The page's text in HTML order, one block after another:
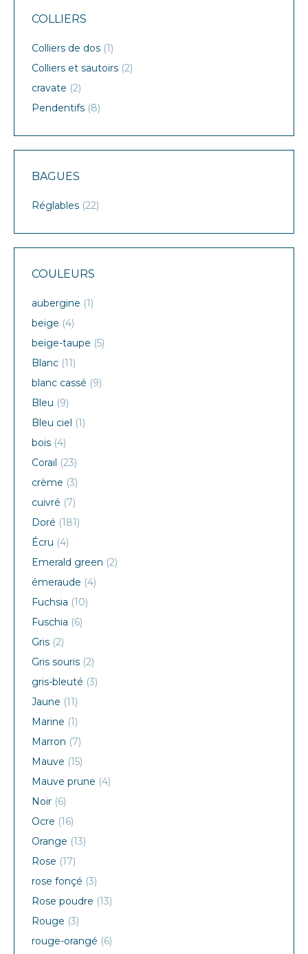
COLLIERS
Colliers de dos (1)
Colliers et sautoirs (2)
cravate (2)
Pendentifs (8)
BAGUES
Réglables (22)
COULEURS
aubergine (1)
beige (4)
beige-taupe (5)
Blanc (11)
blanc cassé (9)
Bleu (9)
Bleu ciel (1)
bois (4)
Corail (23)
crème (3)
cuivré (7)
Doré (181)
Écru (4)
Emerald green (2)
émeraude (4)
Fuchsia (10)
Fuschia (6)
Gris (2)
Gris souris (2)
gris-bleuté (3)
Jaune (11)
Marine (1)
Marron (7)
Mauve (15)
Mauve prune (4)
Noir (6)
Ocre (16)
Orange (13)
Rose (17)
rose fonçé (3)
Rose poudre (13)
Rouge (3)
rouge-orangé (6)